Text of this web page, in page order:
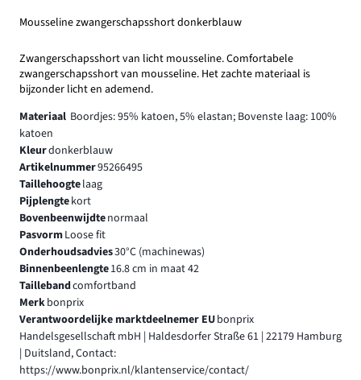
Mousseline zwangerschapsshort donkerblauw
Zwangerschapsshort van licht mousseline. Comfortabele
zwangerschapsshort van mousseline. Het zachte materiaal is
bijzonder licht en ademend.
Materiaal Boordjes: 95% katoen, 5% elastan; Bovenste laag: 100%
katoen
Kleurdonkerblauw
Artikelnummer95266495
Taillehoogtelaag
Pijplengtekort
Bovenbeenwijdtenormaal
PasvormLoose fit
Onderhoudsadvies30°C (machinewas)
Binnenbeenlengte16.8 cm in maat 42
Taillebandcomfortband
Merkbonprix
Verantwoordelijke marktdeelnemer EUbonprix
Handelsgesellschaft mbH | Haldesdorfer Straße 61 | 22179 Hamburg
| Duitsland, Contact:
https://www.bonprix.nl/klantenservice/contact/